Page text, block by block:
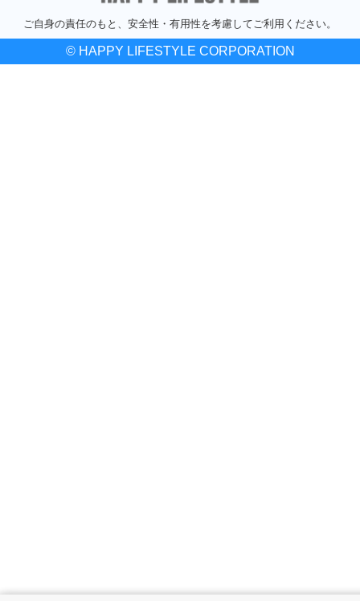
ご自身の責任のもと、安全性・有用性を考慮してご利用ください。
© HAPPY LIFESTYLE CORPORATION